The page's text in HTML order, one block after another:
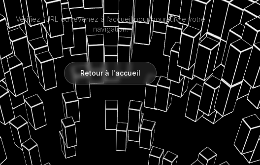
Vérifiez l’URL ou revenez à l’accueil pour poursuivre votre
navigation.
Retour à l'accueil